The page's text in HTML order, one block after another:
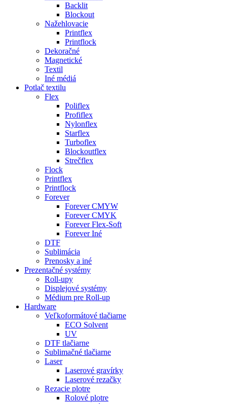
Backlit
Blockout
Nažehlovacie
Printflex
Printflock
Dekoračné
Magnetické
Textil
Iné médiá
Potlač textilu
Flex
Poliflex
Profiflex
Nylonflex
Starflex
Turboflex
Blockoutflex
Strečflex
Flock
Printflex
Printflock
Forever
Forever CMYW
Forever CMYK
Forever Flex-Soft
Forever Iné
DTF
Sublimácia
Prenosky a iné
Prezentačné systémy
Roll-upy
Displejové systémy
Médium pre Roll-up
Hardware
Veľkoformátové tlačiarne
ECO Solvent
UV
DTF tlačiarne
Sublimačné tlačiarne
Laser
Laserové gravírky
Laserové rezačky
Rezacie plotre
Rolové plotre